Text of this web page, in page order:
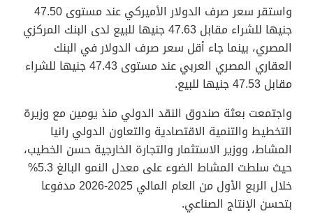
واستقر سعر صرف الدولار الأميركي عند مستوى 47.50
جنيها للشراء مقابل 47.63 جنيها للبيع لدى البنك المركزي
المصري، بينما جاء أقل سعر صرف الدولار في البنك
العقاري المصري العربي عند مستوى 47.43 جنيها للشراء
مقابل 47.53 جنيها للبيع.
واجتمعت بعثة صندوق النقد الدولي منذ يومين مع وزيرة
التخطيط والتنمية الاقتصادية والتعاون الدولي رانيا
المشاط، ووزير الاستثمار والتجارة الخارجية حسن الخطيب،
حيث سلطت المشاط الضوء على معدل النمو البالغ 5.3%
خلال الربع الأول من العام المالي 2025-2026 مدفوعا
بتحسن الإنتاج الصناعي.